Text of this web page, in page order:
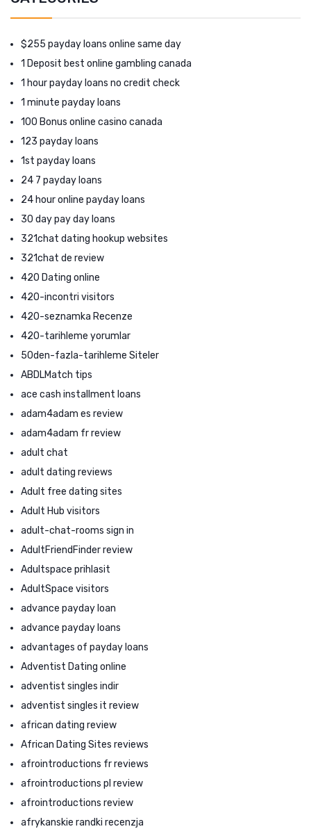
$255 payday loans online same day
1 Deposit best online gambling canada
1 hour payday loans no credit check
1 minute payday loans
100 Bonus online casino canada
123 payday loans
1st payday loans
24 7 payday loans
24 hour online payday loans
30 day pay day loans
321chat dating hookup websites
321chat de review
420 Dating online
420-incontri visitors
420-seznamka Recenze
420-tarihleme yorumlar
50den-fazla-tarihleme Siteler
ABDLMatch tips
ace cash installment loans
adam4adam es review
adam4adam fr review
adult chat
adult dating reviews
Adult free dating sites
Adult Hub visitors
adult-chat-rooms sign in
AdultFriendFinder review
Adultspace prihlasit
AdultSpace visitors
advance payday loan
advance payday loans
advantages of payday loans
Adventist Dating online
adventist singles indir
adventist singles it review
african dating review
African Dating Sites reviews
afrointroductions fr reviews
afrointroductions pl review
afrointroductions review
afrykanskie randki recenzja